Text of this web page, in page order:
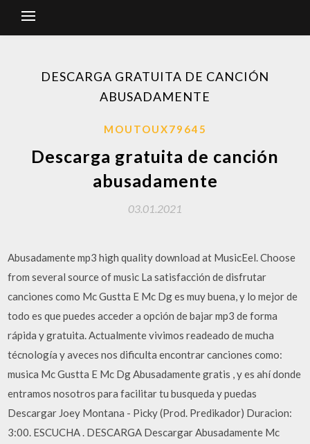
DESCARGA GRATUITA DE CANCIÓN
ABUSADAMENTE
MOUTOUX79645
Descarga gratuita de canción
abusadamente
03.01.2021
Abusadamente mp3 high quality download at MusicEel. Choose
from several source of music La satisfacción de disfrutar
canciones como Mc Gustta E Mc Dg es muy buena, y lo mejor de
todo es que puedes acceder a opción de bajar mp3 de forma
rápida y gratuita. Actualmente vivimos readeado de mucha
técnología y aveces nos dificulta encontrar canciones como:
musica Mc Gustta E Mc Dg Abusadamente gratis , y es ahí donde
entramos nosotros para facilitar tu busqueda y puedas
Descargar Joey Montana - Picky (Prod. Predikador) Duracion:
3:00. ESCUCHA . DESCARGA Descargar Abusadamente Mc